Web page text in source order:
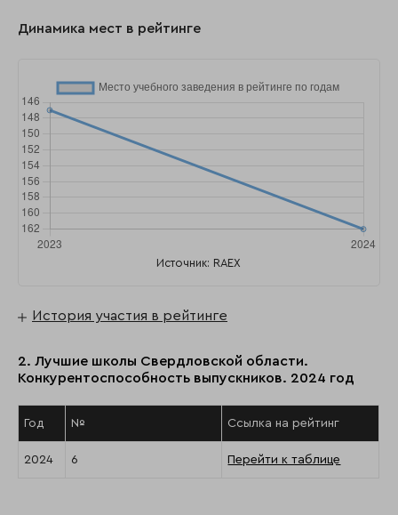
Динамика мест в рейтинге
Источник: RAEX
История участия в рейтинге
2. Лучшие школы Свердловской области.
Конкурентоспособность выпускников. 2024 год
Год № Ссылка на рейтинг
2024 6 Перейти к таблице